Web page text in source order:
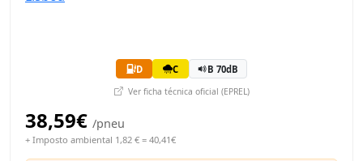
D C B 70dB
Ver ficha técnica oficial (EPREL)
38,59€ /pneu
+ Imposto ambiental 1,82 € = 40,41€